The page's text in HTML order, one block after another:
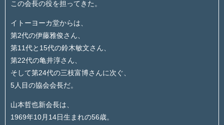
この会長の役を担ってきた。
イトーヨーカ堂からは、
第2代の伊藤雅俊さん、
第11代と15代の鈴木敏文さん、
第22代の亀井淳さん、
そして第24代の三枝富博さんに次ぐ、
5人目の協会会長だ。
山本哲也新会長は、
1969年10月14日生まれの56歳。